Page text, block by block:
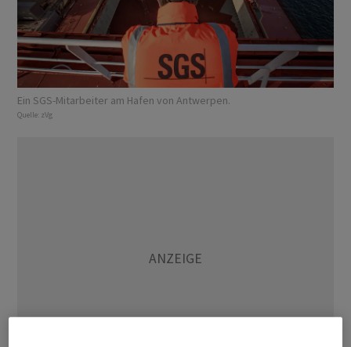
Ein SGS-Mitarbeiter am Hafen von Antwerpen.
Quelle: zVg